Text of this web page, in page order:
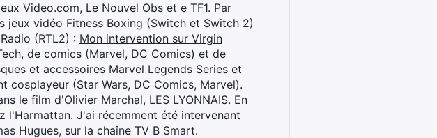
Video.com, Le Nouvel Obs et e TF1. Par
jeux vidéo Fitness Boxing (Switch et Switch 2)
(RTL2) : Mon intervention sur Virgin
de comics (Marvel, DC Comics) et de
et accessoires Marvel Legends Series et
cosplayeur (Star Wars, DC Comics, Marvel).
le film d'Olivier Marchal, LES LYONNAIS. En
l'Harmattan. J'ai récemment été intervenant
Hugues, sur la chaîne TV B Smart.